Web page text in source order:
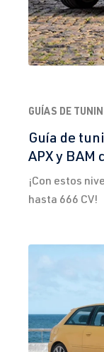
GUÍAS DE
Guía de
APX y BAM
¡Con estos
hasta 666 CV!